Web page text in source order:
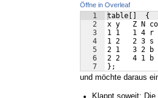
Öffne in Overleaf
1
2
3
4
5
6
7
table[]  {
x y   Z N
1 1   1 4
1 2   2 3
2 1   3 2
2 2   4 1
};
und möchte daraus
Klappt soweit: Die